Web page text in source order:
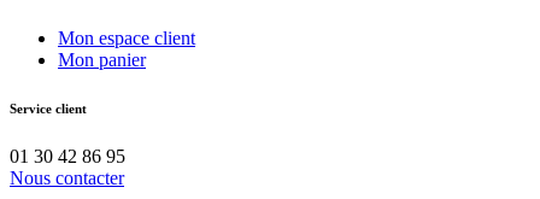
Mon espace client
Mon panier
Service client
01 30 42 86 95
Nous contacter